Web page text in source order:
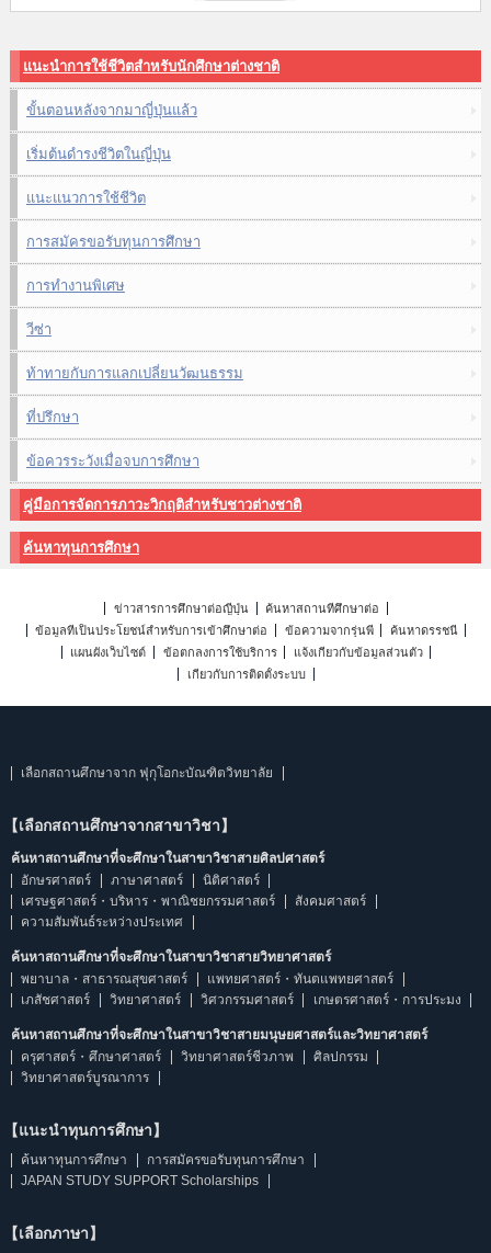
แนะนำการใช้ชีวิตสำหรับนักศึกษาต่างชาติ
ขั้นตอนหลังจากมาญี่ปุ่นแล้ว
เริ่มต้นดำรงชีวิตในญี่ปุ่น
แนะแนวการใช้ชีวิต
การสมัครขอรับทุนการศึกษา
การทำงานพิเศษ
วีซ่า
ท้าทายกับการแลกเปลี่ยนวัฒนธรรม
ที่ปรึกษา
ข้อควรระวังเมื่อจบการศึกษา
คู่มือการจัดการภาวะวิกฤติสำหรับชาวต่างชาติ
ค้นหาทุนการศึกษา
ข่าวสารการศึกษาต่อญี่ปุ่น
ค้นหาสถานที่ศึกษาต่อ
ข้อมูลที่เป็นประโยชน์สำหรับการเข้าศึกษาต่อ
ข้อความจากรุ่นพี่
ค้นหาดรรชนี
แผนผังเว็บไซต์
ข้อตกลงการใช้บริการ
แจ้งเกี่ยวกับข้อมูลส่วนตัว
เกี่ยวกับการติดตั้งระบบ
เลือกสถานศึกษาจาก ฟุกุโอกะบัณฑิตวิทยาลัย
【เลือกสถานศึกษาจากสาขาวิชา】
ค้นหาสถานศึกษาที่จะศึกษาในสาขาวิชาสายศิลปศาสตร์
อักษรศาสตร์
ภาษาศาสตร์
นิติศาสตร์
เศรษฐศาสตร์・บริหาร・พาณิชยกรรมศาสตร์
สังคมศาสตร์
ความสัมพันธ์ระหว่างประเทศ
ค้นหาสถานศึกษาที่จะศึกษาในสาขาวิชาสายวิทยาศาสตร์
พยาบาล・สาธารณสุขศาสตร์
แพทยศาสตร์・ทันตแพทยศาสตร์
เภสัชศาสตร์
วิทยาศาสตร์ วิศวกรรมศาสตร์ เกษตรศาสตร์・การประมง
ค้นหาสถานศึกษาที่จะศึกษาในสาขาวิชาสายมนุษยศาสตร์และวิทยาศาสตร์
ครุศาสตร์・ศึกษาศาสตร์
วิทยาศาสตร์ชีวภาพ
ศิลปกรรม
วิทยาศาสตร์บูรณาการ
【แนะนำทุนการศึกษา】
ค้นหาทุนการศึกษา
การสมัครขอรับทุนการศึกษา
JAPAN STUDY SUPPORT Scholarships
【เลือกภาษา】